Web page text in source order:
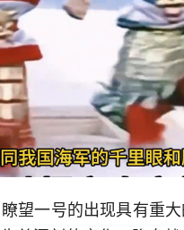
望一号的出现具有重